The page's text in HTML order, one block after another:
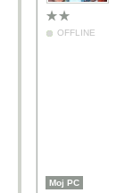
OFFLINE
Moj PC